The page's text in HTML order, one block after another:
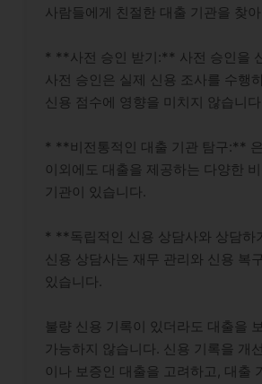
사람들에게 친절한 대출 기관을 찾
* **사전 승인 받기:** 사전 승인을
사전 승인은 실제 신용 조사를 수행
신용 점수에 영향을 미치지 않습니
* **비전통적인 대출 기관 탐구:**
이외에도 대출을 제공하는 다양한
기관이 있습니다.
* **독립적인 신용 상담사와 상담하
신용 상담사는 재무 관리와 신용 복
있습니다.
불량 신용 기록이 있더라도 대출을
가능하지 않습니다. 신용 기록을 개
이나 보증인 대출을 고려하고, 대출